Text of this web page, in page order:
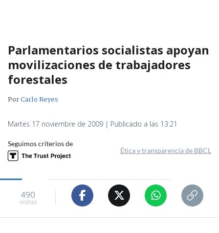
Parlamentarios socialistas apoyan
movilizaciones de trabajadores
forestales
PorCarlo Reyes
Martes 17 noviembre de 2009 | Publicado a las 13:21
Seguimos criterios de
Ética y transparencia de BBCL
490
visitas